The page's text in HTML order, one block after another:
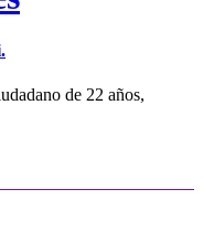
de 22 años,